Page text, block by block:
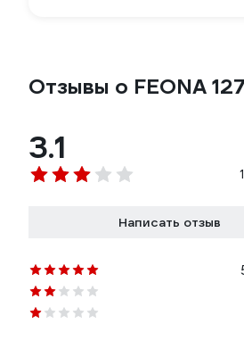
Отзывы о FEONA
3.1
Написать отзыв